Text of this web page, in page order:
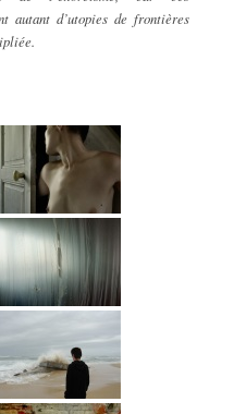
autant d’utopies de frontières